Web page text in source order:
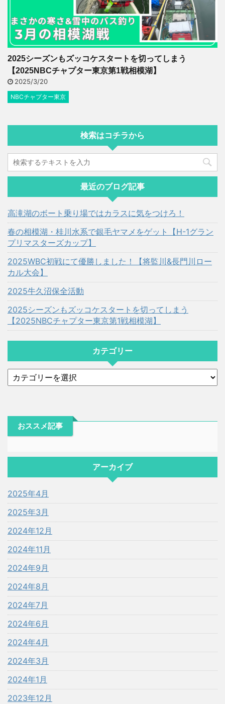
2025シーズンもズッコケスタートを切ってしまう
【2025NBCチャプター東京第1戦相模湖】
2025/3/20
NBCチャプター東京
検索はコチラから
最近のブログ記事
高滝湖のボート乗り場ではカラスに気をつけろ！
春の相模湖・桂川水系で銀毛ヤマメをゲット【H-1グラン
プリマスターズカップ】
2025WBC初戦にて優勝しました！【将監川&長門川ロー
カル大会】
2025牛久沼保全活動
2025シーズンもズッコケスタートを切ってしまう
【2025NBCチャプター東京第1戦相模湖】
カテゴリー
おススメ記事
アーカイブ
2025年4月
2025年3月
2024年12月
2024年11月
2024年9月
2024年8月
2024年7月
2024年6月
2024年4月
2024年3月
2024年1月
2023年12月